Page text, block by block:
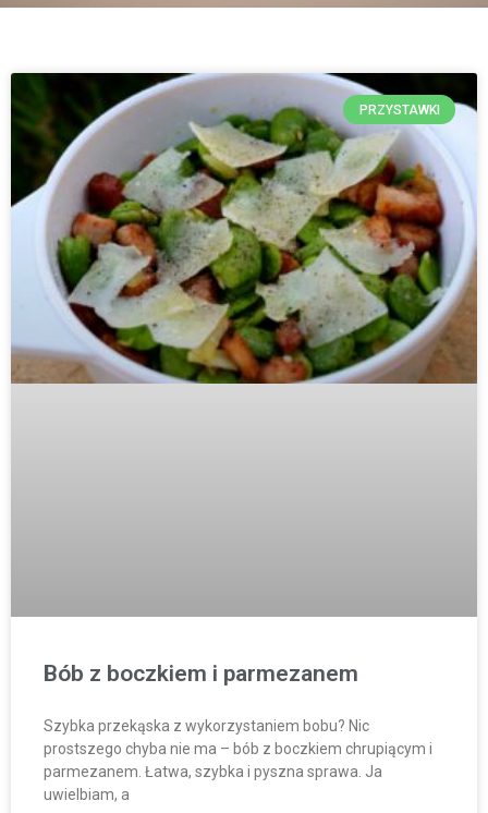
PRZYSTAWKI
Bób z boczkiem i parmezanem
Szybka przekąska z wykorzystaniem bobu? Nic
prostszego chyba nie ma – bób z boczkiem chrupiącym i
parmezanem. Łatwa, szybka i pyszna sprawa. Ja
uwielbiam, a